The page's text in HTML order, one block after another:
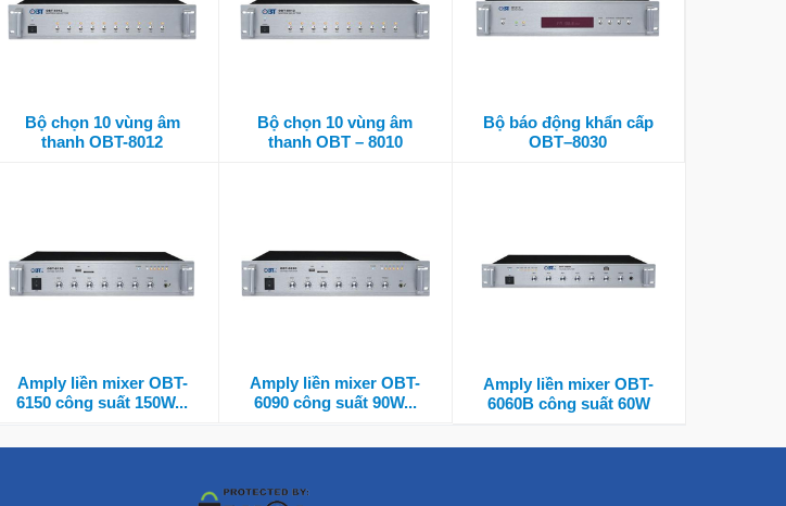
Bộ chọn 10 vùng âm
thanh OBT-8012
Bộ chọn 10 vùng âm
thanh OBT – 8010
Bộ báo động khẩn cấp
OBT–8030
Amply liền mixer OBT-
6150 công suất 150W...
Amply liền mixer OBT-
6090 công suất 90W...
Amply liền mixer OBT-
6060B công suất 60W